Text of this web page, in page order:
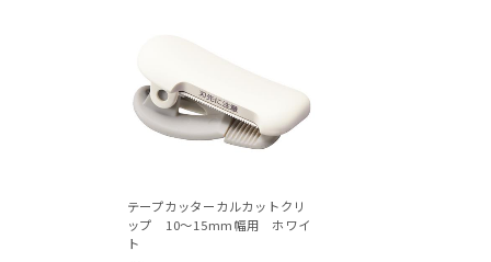
テープカッターカルカットクリ
ップ 10～15mm幅用 ホワイ
ト